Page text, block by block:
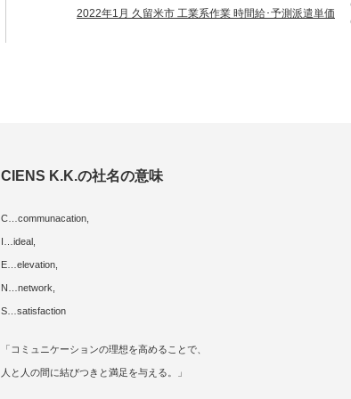
2022年1月 久留米市 工業系作業 時間給･予測派遣単価
CIENS K.K.の社名の意味
C…communacation,
I…ideal,
E…elevation,
N…network,
S…satisfaction
「コミュニケーションの理想を高めることで、
人と人の間に結びつきと満足を与える。」